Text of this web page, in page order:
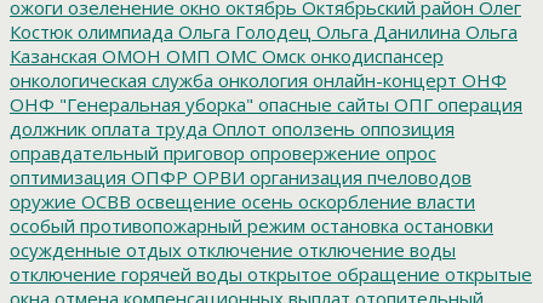
ожоги озеленение окно октябрь Октябрьский район Олег
Костюк олимпиада Ольга Голодец Ольга Данилина Ольга
Казанская ОМОН ОМП ОМС Омск онкодиспансер
онкологическая служба онкология онлайн-концерт ОНФ
ОНФ "Генеральная уборка" опасные сайты ОПГ операция
должник оплата труда Оплот оползень оппозиция
оправдательный приговор опровержение опрос
оптимизация ОПФР ОРВИ организация пчеловодов
оружие ОСВВ освещение осень оскорбление власти
особый противопожарный режим остановка остановки
осужденные отдых отключение отключение воды
отключение горячей воды открытое обращение открытые
окна отмена компенсационных выплат отопительный